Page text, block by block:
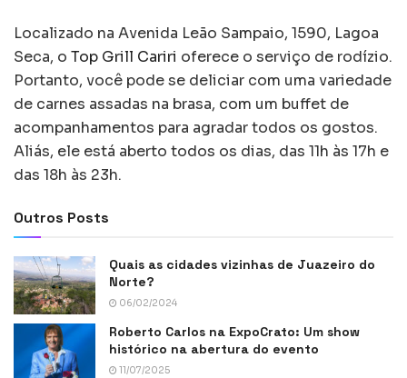
Localizado na Avenida Leão Sampaio, 1590, Lagoa
Seca, o Top Grill Cariri oferece o serviço de rodízio.
Portanto, você pode se deliciar com uma variedade
de carnes assadas na brasa, com um buffet de
acompanhamentos para agradar todos os gostos.
Aliás, ele está aberto todos os dias, das 11h às 17h e
das 18h às 23h.
Outros Posts
Quais as cidades vizinhas de Juazeiro do
Norte?
06/02/2024
Roberto Carlos na ExpoCrato: Um show
histórico na abertura do evento
11/07/2025